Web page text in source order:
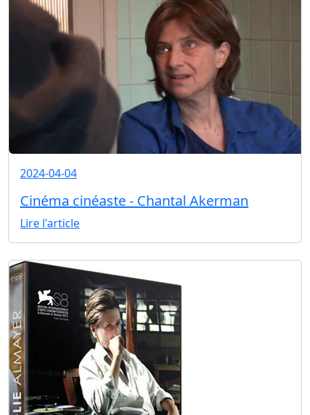
2024-04-04
Cinéma cinéaste - Chantal Akerman
Lire l'article